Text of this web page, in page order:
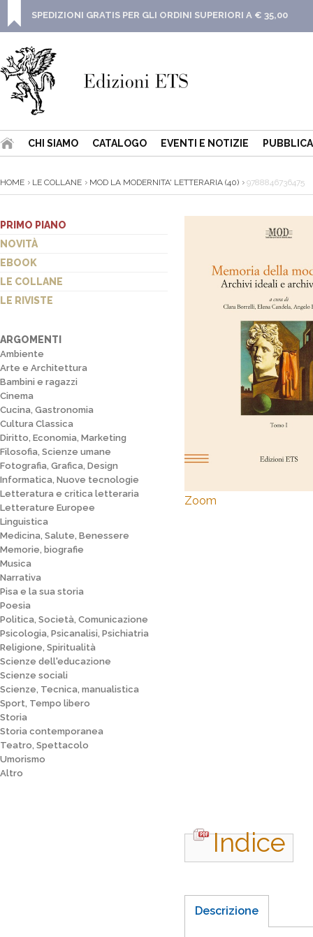
SPEDIZIONI GRATIS PER GLI ORDINI SUPERIORI A € 35,00
CHI SIAMO CATALOGO EVENTI E NOTIZIE
HOME LE COLLANE MOD LA MODERNITA' LETTERARIA (40) 9788846736475
PRIMO PIANO
NOVITÀ
EBOOK
LE COLLANE
LE RIVISTE
ARGOMENTI
Ambiente
Arte e Architettura
Bambini e ragazzi
Cinema
Cucina, Gastronomia
Cultura Classica
Diritto, Economia, Marketing
Filosofia, Scienze umane
Fotografia, Grafica, Design
Informatica, Nuove tecnologie
Letteratura e critica letteraria
Letterature Europee
Linguistica
Medicina, Salute, Benessere
Memorie, biografie
Musica
Narrativa
Pisa e la sua storia
Poesia
Politica, Società, Comunicazione
Psicologia, Psicanalisi, Psichiatria
Religione, Spiritualità
Scienze dell'educazione
Scienze sociali
Scienze, Tecnica, manualistica
Sport, Tempo libero
Storia
Storia contemporanea
Teatro, Spettacolo
Umorismo
Altro
Zoom
Indice
Descrizione